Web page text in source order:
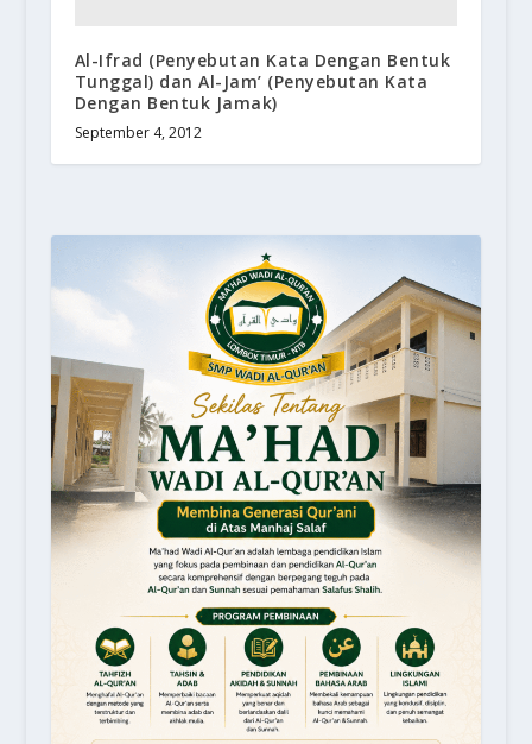
Al-Ifrad (Penyebutan Kata Dengan Bentuk
Tunggal) dan Al-Jam’ (Penyebutan Kata
Dengan Bentuk Jamak)
September 4, 2012